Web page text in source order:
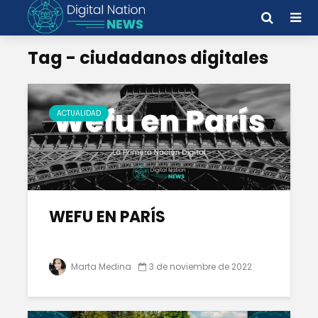
Tag - ciudadanos digitales
ACTUALIDAD
WEFU EN PARÍS
Marta Medina 3 de noviembre de 2022